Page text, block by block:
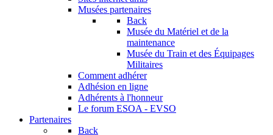
Musées partenaires
Back
Musée du Matériel et de la
maintenance
Musée du Train et des Équipages
Militaires
Comment adhérer
Adhésion en ligne
Adhérents à l'honneur
Le forum ESOA - EVSO
Partenaires
Back